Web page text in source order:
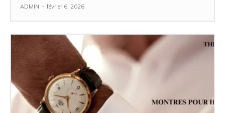
ADMIN - février 6, 2026